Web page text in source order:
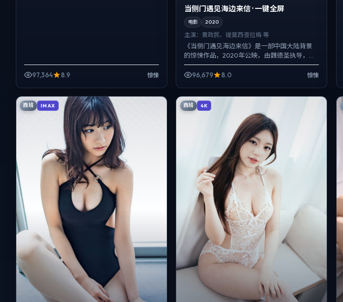
97,364 8.9 惊悚
当侧门遇见海边来信 · 一键全屏
电影 2020
主演： 黄政民、提莫西·查拉梅 等
《当侧门遇见海边来信》是一部中国大陆背景
的惊悚作品，2020年公映，由魏德圣执导，黄
政民、提莫西·查拉梅、赵涛等主演。在类型片
框架里埋入作者式旁...
96,679 8.0 惊悚
西班 IMAX 西班 4K